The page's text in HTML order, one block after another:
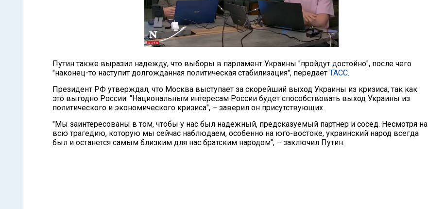
Путин также выразил надежду, что выборы в парламент Украины "пройдут достойно", после чего
"наконец-то наступит долгожданная политическая стабилизация", передает ТАСС.
Президент РФ утверждал, что Москва выступает за скорейший выход Украины из кризиса, так как
это выгодно России. "Национальным интересам России будет способствовать выход Украины из
политического и экономического кризиса", – заверил он присутствующих.
"Мы заинтересованы в том, чтобы у нас был надежный, предсказуемый партнер и сосед. Несмотря на
всю трагедию, которую мы сейчас наблюдаем, особенно на юго-востоке, украинский народ всегда
был и останется самым близким для нас братским народом", – заключил Путин.